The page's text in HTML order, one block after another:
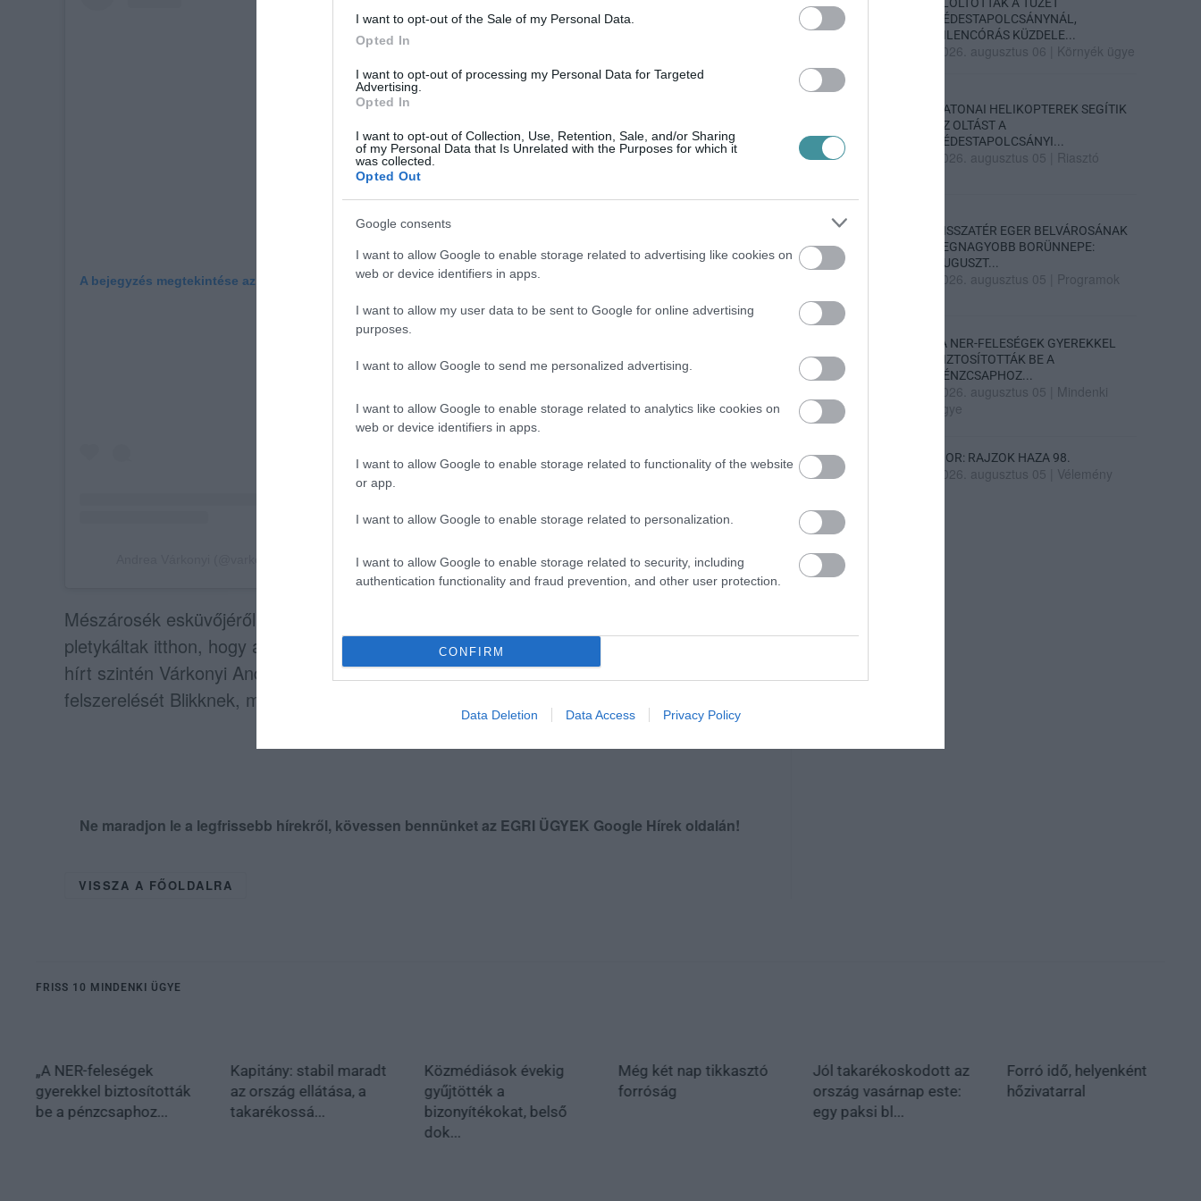
I want to opt-out of the Sale of my Personal Data.
Opted In
I want to opt-out of processing my Personal Data for Targeted
Advertising.
Opted In
I want to opt-out of Collection, Use, Retention, Sale, and/or Sharing
of my Personal Data that Is Unrelated with the Purposes for which it
was collected.
Opted Out
Google consents
I want to allow Google to enable storage related to advertising like cookies on
web or device identifiers in apps.
I want to allow my user data to be sent to Google for online advertising
purposes.
I want to allow Google to send me personalized advertising.
I want to allow Google to enable storage related to analytics like cookies on
web or device identifiers in apps.
I want to allow Google to enable storage related to functionality of the website
or app.
I want to allow Google to enable storage related to personalization.
I want to allow Google to enable storage related to security, including
authentication functionality and fraud prevention, and other user protection.
CONFIRM
Data Deletion Data Access Privacy Policy
A bejegyzés megtekintése az Instagramon
Andrea Várkonyi (@varkonyiandrea_va) által megosztott bejegyzés
Mészárosék esküvőjéről már rengeteg találgatás jelent meg, nemrég például arról
pletykáltak itthon, hogy a lagzira
Jennifer Lopezérkezik majd sztárvendégnek. Ezt a
hírt szintén Várkonyi Andrea tette helyre, akkor azt írta, a javasolja a klímák
felszerelését Blikknek, mert
Ne maradjon le a legfrissebb hírekről, kövessen bennünket az EGRI ÜGYEK Google Hírek oldalán!
VISSZA A FŐOLDALRA
DÉDESTAPOLCSÁNYNÁL,
KILENCÓRÁS KÜZDELE...
2026. augusztus 06 Környék ügye
KATONAI HELIKOPTEREK SEGÍTIK
AZ OLTÁST A
DÉDESTAPOLCSÁNYI...
2026. augusztus 05 Riasztó
VISSZATÉR EGER BELVÁROSÁNAK
LEGNAGYOBB BORÜNNEPE:
AUGUSZT...
2026. augusztus 05 Programok
„A NER-FELESÉGEK GYEREKKEL
BIZTOSÍTOTTÁK BE A
PÉNZCSAPHOZ...
2026. augusztus 05
Mindenki
ügye
SIOR: RAJZOK HAZA 98.
2026. augusztus 05 Vélemény
FRISS 10 MINDENKI ÜGYE
„A NER-feleségek
gyerekkel biztosították
be a pénzcsaphoz...
Kapitány: stabil maradt
az ország ellátása, a
takarékossá...
Közmédiások évekig
gyűjtötték a
bizonyítékokat, belső
dok...
Még két nap tikkasztó
forróság
Jól takarékoskodott az
ország vasárnap este:
egy paksi bl...
Forró idő, helyenként
hőzivatarral